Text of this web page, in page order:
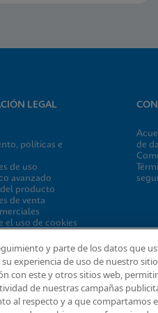
LEGAL
políticas e
de uso
avanzado
producto
de venta
el uso de cookies
de cookies
de
y parte de los datos que
experiencia de uso de nuestro
con este y otros sitios web,
de nuestras campañas
al respecto y a que compartamos